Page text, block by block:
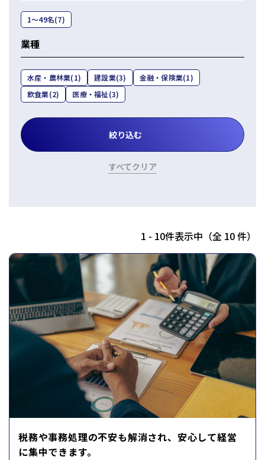
日本クレアス社会保険労務士法人
日本クレアス弁護士法人
株式会社コーポレート・アドバイザーズ・アカウンティング
株式会社コーポレート・アドバイザーズM&A
株式会社日本クレアス財産サポート
1〜49名(7)
業種
水産・農林業(1) 建設業(3) 金融・保険業(1)
飲食業(2) 医療・福祉(3)
すべてクリア
1 - 10件表示中（全 10 件）
税務や事務処理の不安も解消され、安心して経営
に集中できます。